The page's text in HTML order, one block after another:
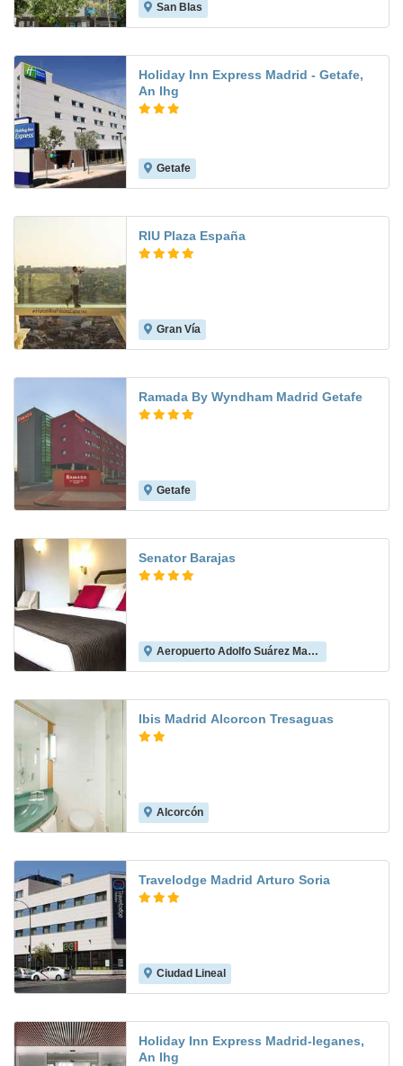
San Blas
Holiday Inn Express Madrid - Getafe,
An Ihg
Getafe
RIU Plaza España
Gran Vía
Ramada By Wyndham Madrid Getafe
Getafe
Senator Barajas
Aeropuerto Adolfo Suárez Madrid-Barajas
Ibis Madrid Alcorcon Tresaguas
Alcorcón
Travelodge Madrid Arturo Soria
Ciudad Lineal
Holiday Inn Express Madrid-leganes,
An Ihg